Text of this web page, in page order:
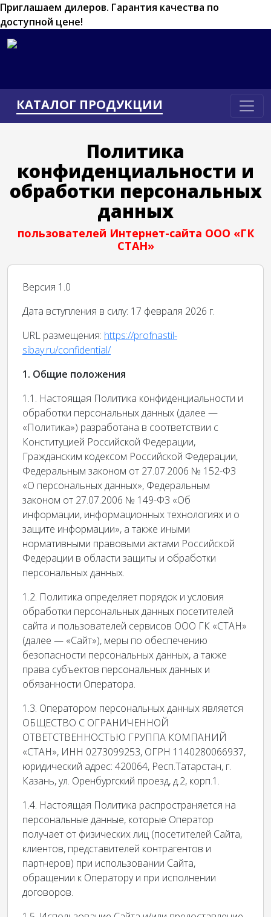
Приглашаем дилеров. Гарантия качества по
доступной цене!
КАТАЛОГ ПРОДУКЦИИ
Политика
конфиденциальности и
обработки персональных
данных
пользователей Интернет-сайта ООО «ГК
СТАН»
Версия 1.0
Дата вступления в силу: 17 февраля 2026 г.
URL размещения: https://profnastil-
sibay.ru/confidential/
1. Общие положения
1.1. Настоящая Политика конфиденциальности и
обработки персональных данных (далее —
«Политика») разработана в соответствии с
Конституцией Российской Федерации,
Гражданским кодексом Российской Федерации,
Федеральным законом от 27.07.2006 № 152-ФЗ
«О персональных данных», Федеральным
законом от 27.07.2006 № 149-ФЗ «Об
информации, информационных технологиях и о
защите информации», а также иными
нормативными правовыми актами Российской
Федерации в области защиты и обработки
персональных данных.
1.2. Политика определяет порядок и условия
обработки персональных данных посетителей
сайта и пользователей сервисов ООО ГК «СТАН»
(далее — «Сайт»), меры по обеспечению
безопасности персональных данных, а также
права субъектов персональных данных и
обязанности Оператора.
1.3. Оператором персональных данных является
ОБЩЕСТВО С ОГРАНИЧЕННОЙ
ОТВЕТСТВЕННОСТЬЮ ГРУППА КОМПАНИЙ
«СТАН», ИНН 0273099253, ОГРН 1140280066937,
юридический адрес: 420064, Респ.Татарстан, г.
Казань, ул. Оренбургский проезд, д.2, корп.1.
1.4. Настоящая Политика распространяется на
персональные данные, которые Оператор
получает от физических лиц (посетителей Сайта,
клиентов, представителей контрагентов и
партнеров) при использовании Сайта,
обращении к Оператору и при исполнении
договоров.